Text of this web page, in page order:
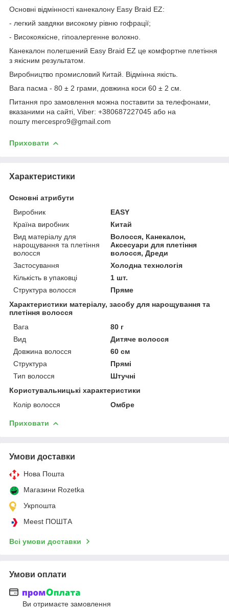
Основні відмінності канекалону Easy Braid EZ:
- легкий завдяки високому рівню гофрації;
- Високоякісне, гіпоалергенне волокно.
Канекалон полегшений Easy Braid EZ це комфортне плетіння
з якісним результатом.
Виробництво промисловий Китай. Відмінна якість.
Вага пасма - 80 ± 2 грами, довжина коси 60 ± 2 см.
Питання про замовлення можна поставити за телефонами,
вказаними на сайті, Viber: +380687227045 або на
пошту mercespro9@gmail.com
Приховати
Характеристики
Основні атрибути
Виробник
EASY
Країна виробник
Китай
Вид матеріалу для
нарощування та плетіння
волосся
Волосся, Канекалон,
Аксесуари для плетіння
волосся, Дреди
Застосування
Холодна технологія
Кількість в упаковці
1 шт.
Структура волосся
Пряме
Характеристики матеріалу, засобу для нарощування та
плетіння волосся
Вага
80 г
Вид
Дитяче волосся
Довжина волосся
60 см
Структура
Прямі
Тип волосся
Штучні
Користувальницькі характеристики
Колір волосся
Омбре
Приховати
Умови доставки
Нова Пошта
Магазини Rozetka
Укрпошта
Meest ПОШТА
Всі умови доставки
Умови оплати
Ви отримаєте замовлення